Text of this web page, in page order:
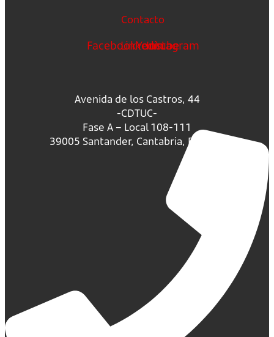
Contacto
FacebookLinkedin
Youtube
Instagram
Avenida de los Castros, 44
-CDTUC-
Fase A – Local 108-111
39005 Santander, Cantabria, España.